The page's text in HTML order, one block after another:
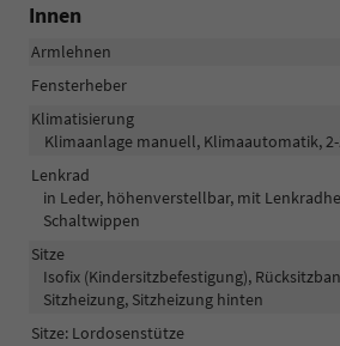
Innen
Armlehnen
Fensterheber
Klimatisierung
Klimaanlage manuell, Klimaautomatik,
Lenkrad
in Leder, höhenverstellbar, mit
Schaltwippen
Sitze
Isofix (Kindersitzbefestigung),
Sitzheizung, Sitzheizung hinten
Sitze: Lordosenstütze